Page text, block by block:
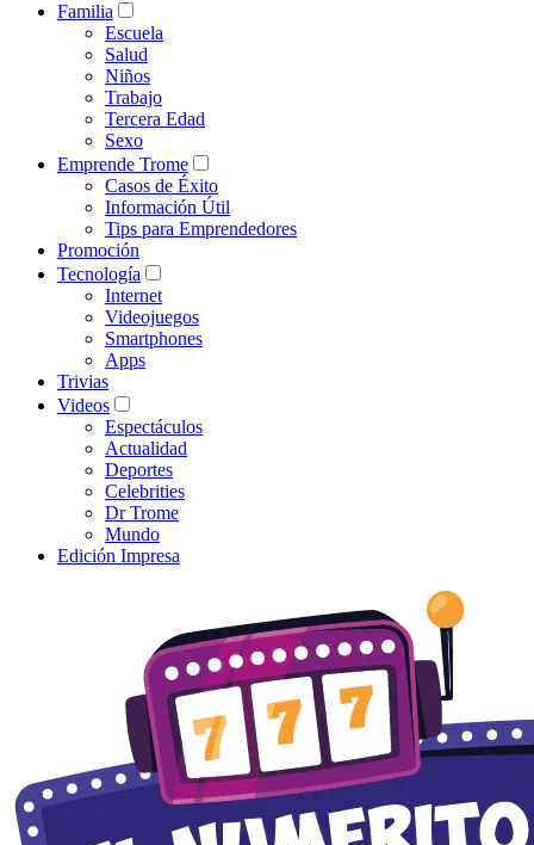
Familia
Escuela
Salud
Niños
Trabajo
Tercera Edad
Sexo
Emprende Trome
Casos de Éxito
Información Útil
Tips para Emprendedores
Promoción
Tecnología
Internet
Videojuegos
Smartphones
Apps
Trivias
Videos
Espectáculos
Actualidad
Deportes
Celebrities
Dr Trome
Mundo
Edición Impresa